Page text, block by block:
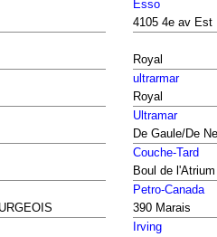
Esso
4105 4e av Est
Royal
ultrarmar
Royal
Ultramar
De Gaule/De
Couche-Tard
Boul de l'Atrium
Petro-Canada
390 Marais
Irving